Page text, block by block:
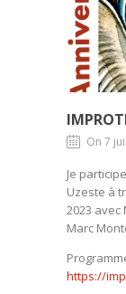
On 7
Je
Uzeste à
2023 avec
Marc
https://